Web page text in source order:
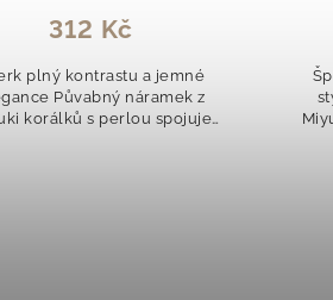
312 Kč
plný kontrastu a jemné
Půvabný náramek z
korálků s perlou spojuje